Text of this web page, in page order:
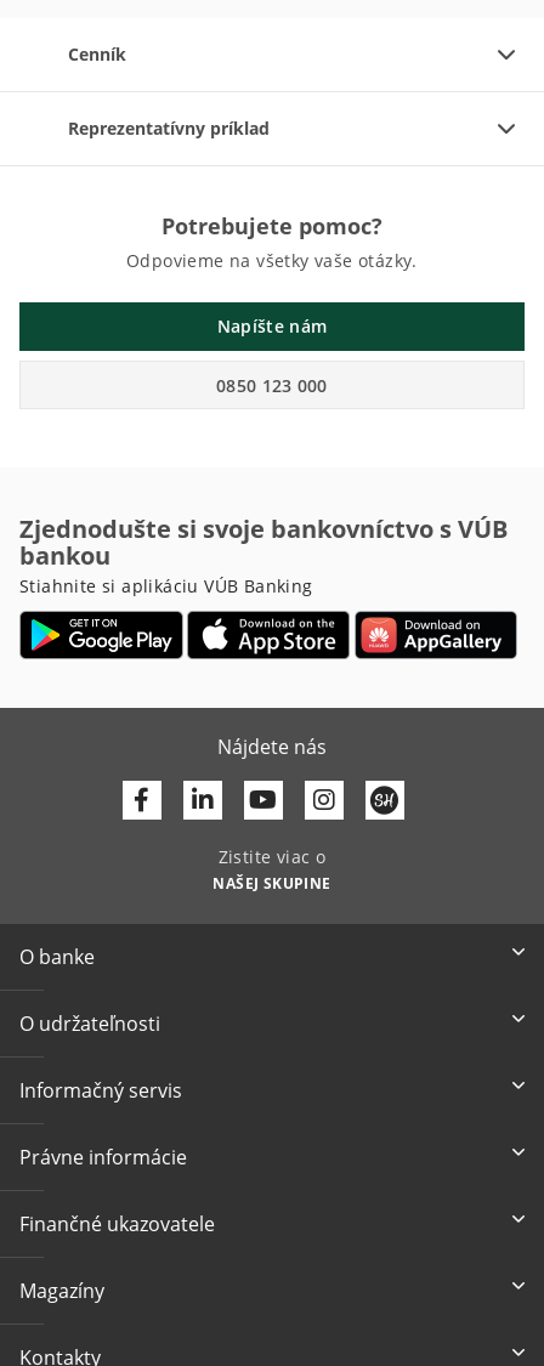
Cenník
Reprezentatívny príklad
Potrebujete pomoc?
Odpovieme na všetky vaše otázky.
Napíšte nám
0850 123 000
Zjednodušte si svoje bankovníctvo s VÚB
bankou
Stiahnite si aplikáciu VÚB Banking
Nájdete nás
Facebook
LinkedinYoutube
Zistite viac o
NAŠEJ SKUPINE
O banke
O udržateľnosti
Informačný servis
Právne informácie
Finančné ukazovatele
Magazíny
Kontakty